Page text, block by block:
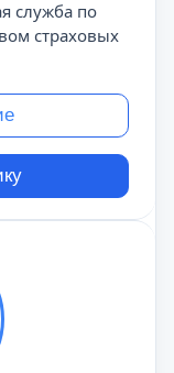
служба по
страховых